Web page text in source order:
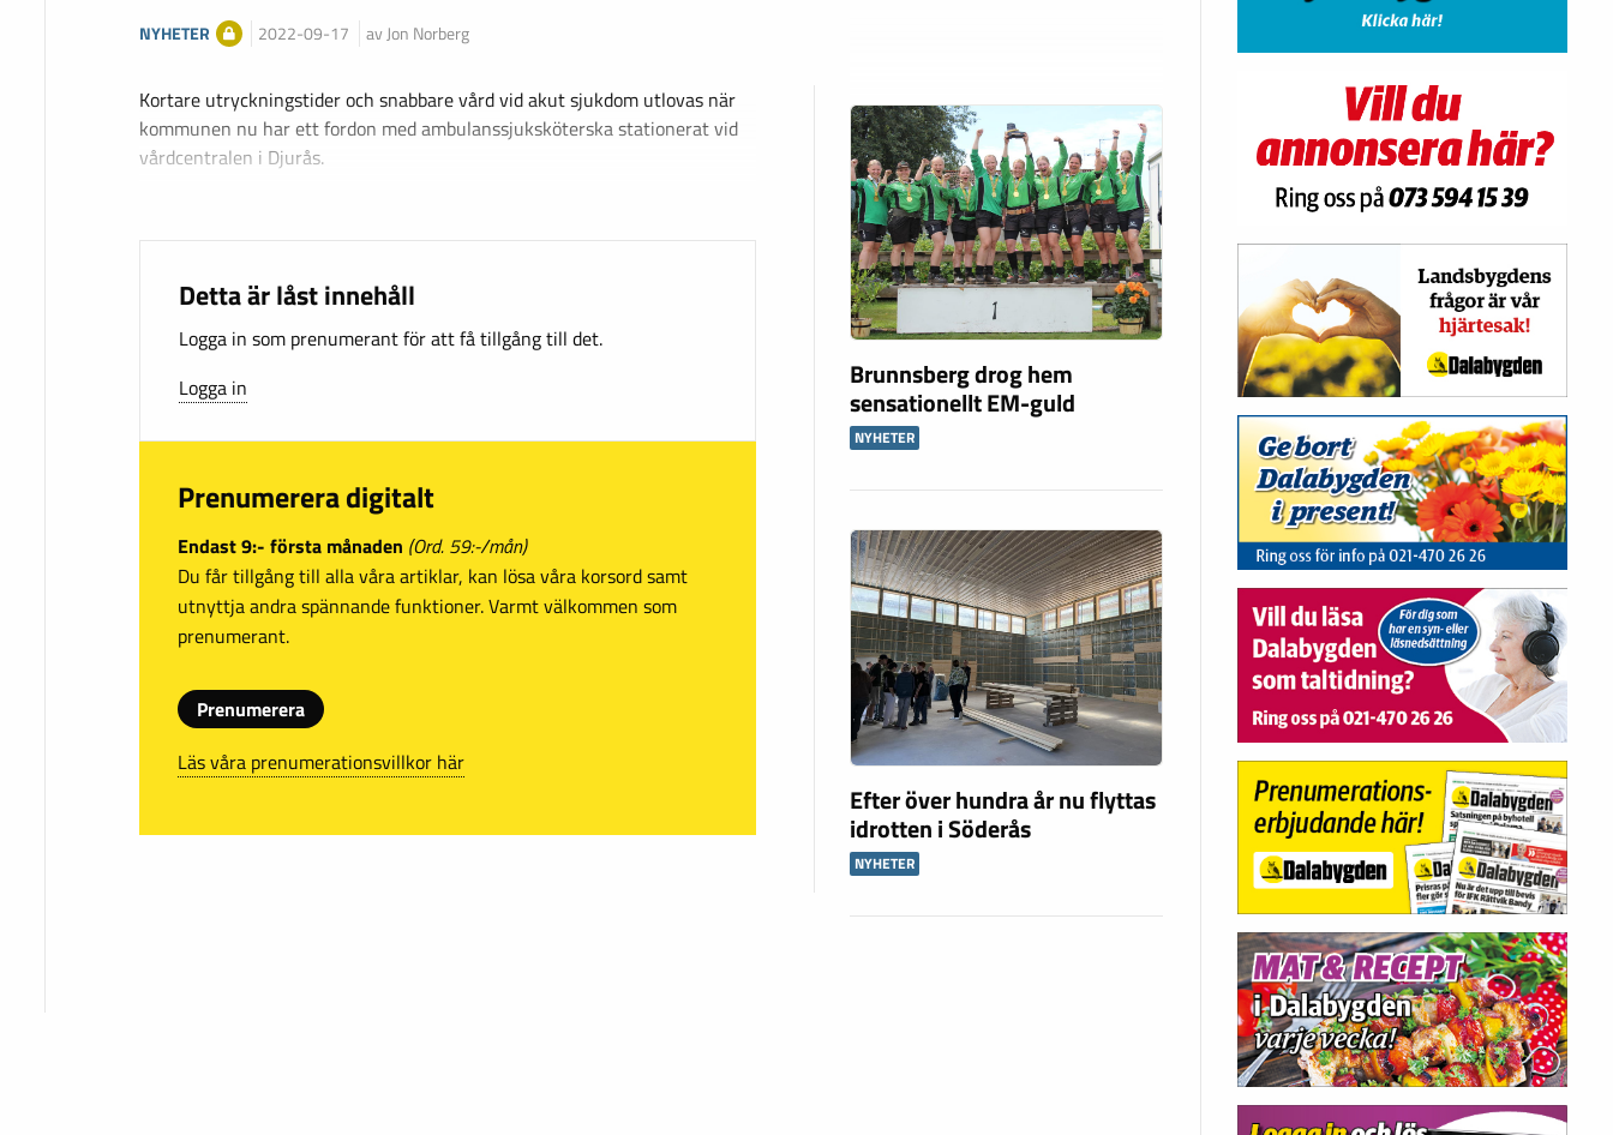
NYHETER 2022-09-17 av Jon Norberg
Kortare utryckningstider och snabbare vård vid akut sjukdom utlovas när
kommunen nu har ett fordon med ambulanssjuksköterska stationerat vid
vårdcentralen i Djurås.
Detta är låst innehåll
Logga in som prenumerant för att få tillgång till det.
Logga in
Prenumerera digitalt
Endast 9:- första månaden (Ord. 59:-/mån)
Du får tillgång till alla våra artiklar, kan lösa våra korsord samt
utnyttja andra spännande funktioner. Varmt välkommen som
prenumerant.
Prenumerera
Läs våra prenumerationsvillkor här
Brunnsberg drog hem
sensationellt EM-guld
NYHETER
Efter över hundra år nu flyttas
idrotten i Söderås
NYHETER